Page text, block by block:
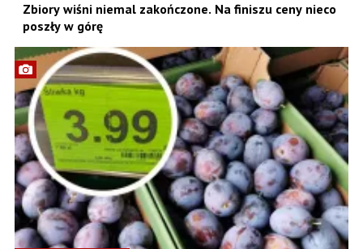
Zbiory wiśni niemal zakończone. Na finiszu ceny nieco
poszły w górę